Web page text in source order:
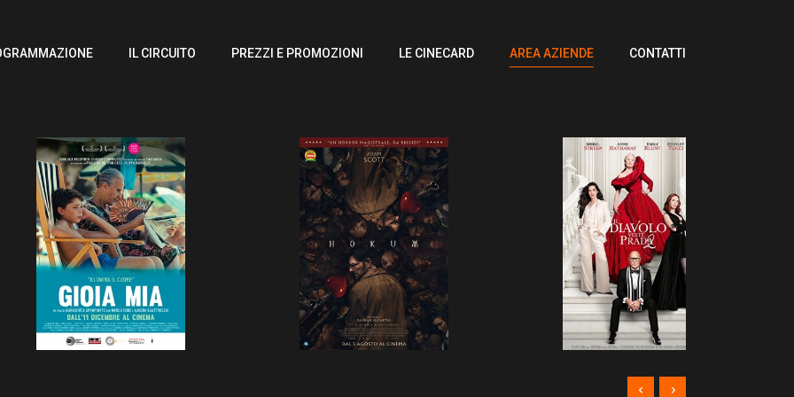
IL CIRCUITO PREZZI E PROMOZIONI LE CINECARD AREA AZIENDE CONTATTI